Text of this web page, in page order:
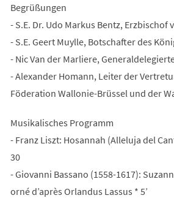
Begrüßungen
- S.E. Dr. Udo Markus Bentz, Erzbischof
- S.E. Geert Muylle, Botschafter des
- Nic Van der Marliere,
- Alexander Homann, Leiter der
Föderation Wallonie-Brüssel und der
Musikalisches Programm
- Franz Liszt: Hosannah (Alleluja del
30
- Giovanni Bassano (1558-1617):
orné d’après Orlandus Lassus * 5’